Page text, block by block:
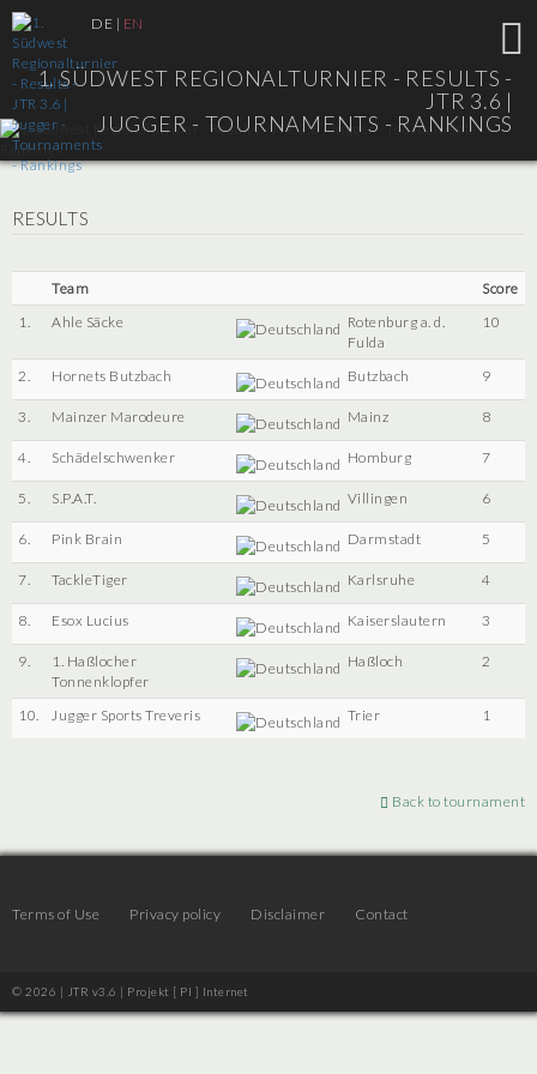
DE | EN
1. SÜDWEST REGIONALTURNIER - RESULTS -
JTR 3.6 |
JUGGER - TOURNAMENTS - RANKINGS
RESULTS
Team
Score
1.
Ahle Säcke
Rotenburg a. d.
Fulda
10
2. Hornets Butzbach Butzbach 9
3. Mainzer Marodeure Mainz 8
4. Schädelschwenker Homburg 7
5. S.P.A.T. Villingen 6
6. Pink Brain Darmstadt 5
7. TackleTiger Karlsruhe 4
8. Esox Lucius Kaiserslautern 3
9.
1. Haßlocher
Tonnenklopfer
Haßloch 2
10. Jugger Sports Treveris Trier 1
Back to tournament
Terms of Use Privacy policy Disclaimer Contact
© 2026 | JTR v3.6 | Projekt [ PI ] Internet